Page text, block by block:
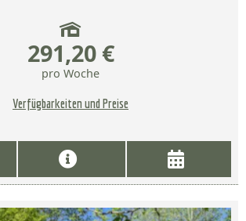
291,20 €
pro Woche
Verfügbarkeiten und Preise